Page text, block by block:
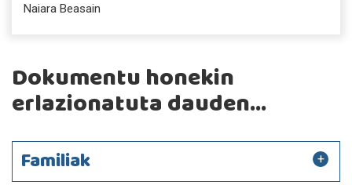
Naiara Beasain
Dokumentu honekin
erlazionatuta dauden...
Familiak